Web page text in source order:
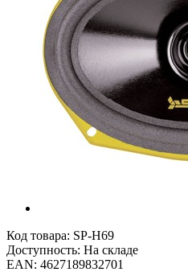
Код товара: SP-H69
Доступность: На складе
EAN: 4627189832701